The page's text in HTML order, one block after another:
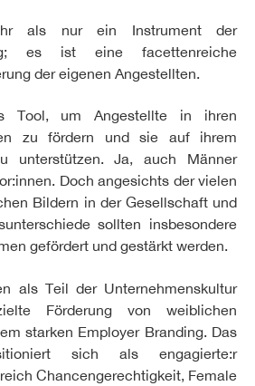
als nur ein Instrument der
es ist eine facettenreiche
der eigenen Angestellten.
Tool, um Angestellte in ihren
zu fördern und sie auf ihrem
unterstützen. Ja, auch Männer
Doch angesichts der vielen
Bildern in der Gesellschaft und
sollten insbesondere
gefördert und gestärkt werden.
als Teil der Unternehmenskultur
Förderung von weiblichen
starken Employer Branding. Das
sich als engagierte:r
Chancengerechtigkeit, Female